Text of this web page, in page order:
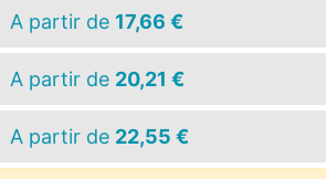
A partir de 17,66 €
A partir de 20,21 €
A partir de 22,55 €